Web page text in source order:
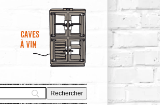
Caves
à vin